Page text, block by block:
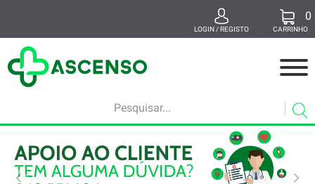
LOGIN / REGISTO CARRINHO
0
MEDICAMENTOS
BELEZA
SAÚDE E BEM-ESTAR
VETERINÁRIA